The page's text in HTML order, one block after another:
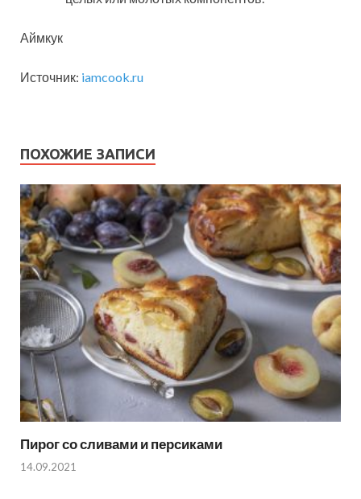
Аймкук
Источник: iamcook.ru
ПОХОЖИЕ ЗАПИСИ
Пирог со сливами и персиками
14.09.2021